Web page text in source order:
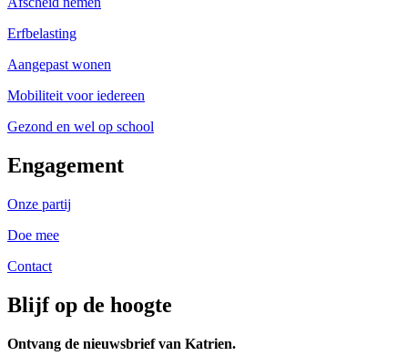
Erfbelasting
Aangepast wonen
Mobiliteit voor iedereen
Gezond en wel op school
Engagement
Onze partij
Doe mee
Contact
Blijf op de hoogte
Ontvang de nieuwsbrief van Katrien.